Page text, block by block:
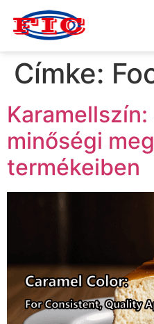
Címke:
minőségi
termékeiben